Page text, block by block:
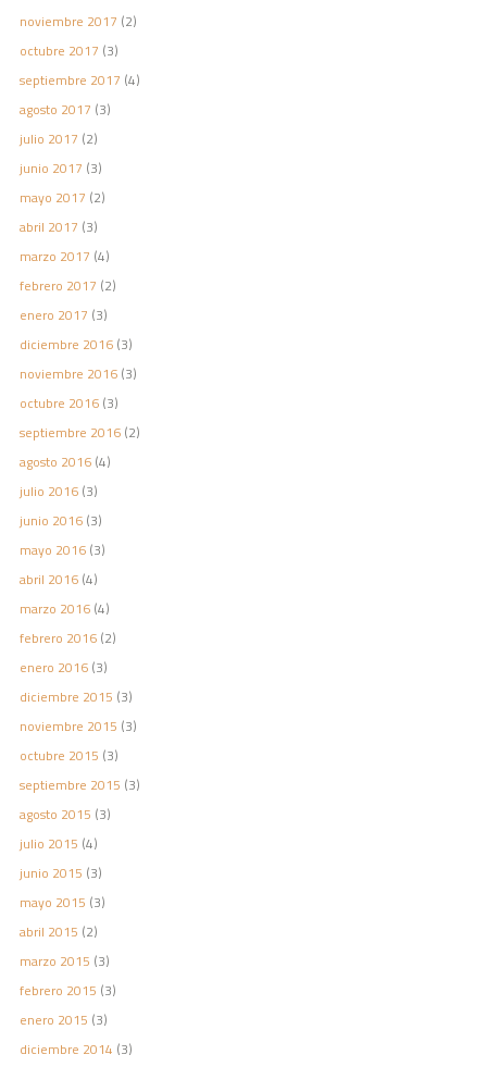
noviembre 2017 (2)
octubre 2017 (3)
septiembre 2017 (4)
agosto 2017 (3)
julio 2017 (2)
junio 2017 (3)
mayo 2017 (2)
abril 2017 (3)
marzo 2017 (4)
febrero 2017 (2)
enero 2017 (3)
diciembre 2016(3)
noviembre 2016(3)
octubre 2016(3)
septiembre 2016(2)
agosto 2016(4)
julio 2016(3)
junio 2016(3)
mayo 2016(3)
abril 2016(4)
marzo 2016(4)
febrero 2016(2)
enero 2016(3)
diciembre 2015 (3)
noviembre 2015 (3)
octubre 2015 (3)
septiembre 2015 (3)
agosto 2015 (3)
julio 2015 (4)
junio 2015 (3)
mayo 2015 (3)
abril 2015 (2)
marzo 2015 (3)
febrero 2015 (3)
enero 2015 (3)
diciembre 2014 (3)